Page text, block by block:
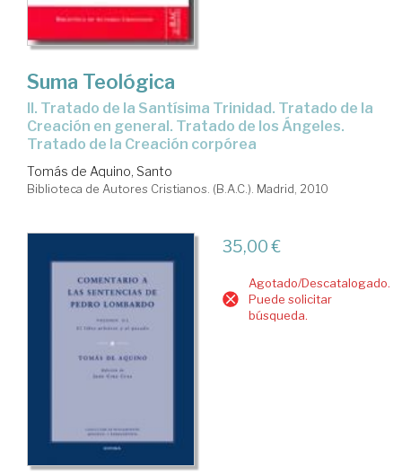
Suma Teológica
Creación en general. Tratado de los Ángeles.
Tratado de la Creación corpórea
Tomás de Aquino, Santo
Biblioteca de Autores Cristianos. (B.A.C.). Madrid, 2010
35,00 €
Agotado/Descatalogado.
Puede solicitar
búsqueda.